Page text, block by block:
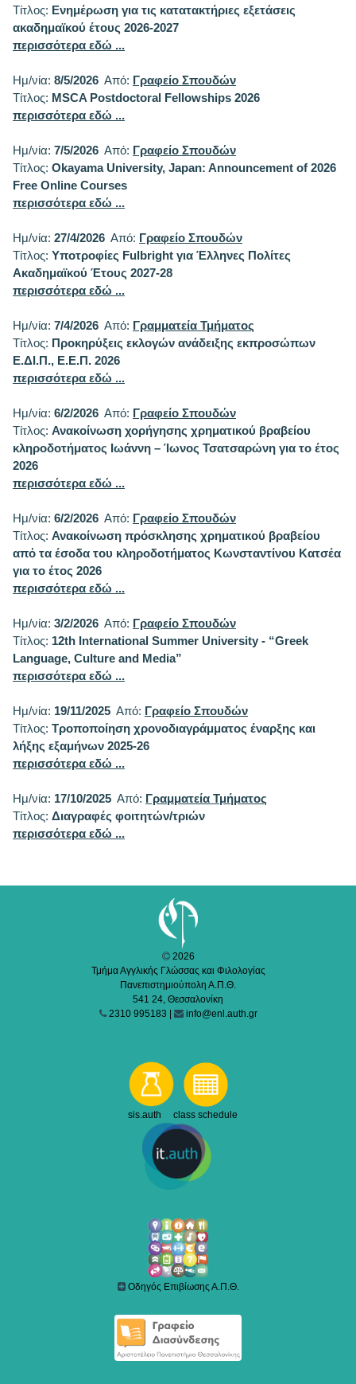
Τίτλος: Ενημέρωση για τις κατατακτήριες εξετάσεις
ακαδημαϊκού έτους 2026-2027
περισσότερα εδώ ...
Ημ/νία: 8/5/2026 Από: Γραφείο Σπουδών
Τίτλος: MSCA Postdoctoral Fellowships 2026
περισσότερα εδώ ...
Ημ/νία: 7/5/2026 Από: Γραφείο Σπουδών
Τίτλος: Okayama University, Japan: Announcement of 2026
Free Online Courses
περισσότερα εδώ ...
Ημ/νία: 27/4/2026 Από: Γραφείο Σπουδών
Τίτλος: Υποτροφίες Fulbright για Έλληνες Πολίτες
Ακαδημαϊκού Έτους 2027-28
περισσότερα εδώ ...
Ημ/νία: 7/4/2026 Από: Γραμματεία Τμήματος
Τίτλος: Προκηρύξεις εκλογών ανάδειξης εκπροσώπων
Ε.ΔΙ.Π., Ε.Ε.Π. 2026
περισσότερα εδώ ...
Ημ/νία: 6/2/2026 Από: Γραφείο Σπουδών
Τίτλος: Ανακοίνωση χορήγησης χρηματικού βραβείου
κληροδοτήματος Ιωάννη – Ίωνος Τσατσαρώνη για το έτος
2026
περισσότερα εδώ ...
Ημ/νία: 6/2/2026 Από: Γραφείο Σπουδών
Τίτλος: Ανακοίνωση πρόσκλησης χρηματικού βραβείου
από τα έσοδα του κληροδοτήματος Κωνσταντίνου Κατσέα
για το έτος 2026
περισσότερα εδώ ...
Ημ/νία: 3/2/2026 Από: Γραφείο Σπουδών
Τίτλος: 12th International Summer University - “Greek
Language, Culture and Media”
περισσότερα εδώ ...
Ημ/νία: 19/11/2025 Από: Γραφείο Σπουδών
Τίτλος: Τροποποίηση χρονοδιαγράμματος έναρξης και
λήξης εξαμήνων 2025-26
περισσότερα εδώ ...
Ημ/νία: 17/10/2025 Από: Γραμματεία Τμήματος
Τίτλος: Διαγραφές φοιτητών/τριών
περισσότερα εδώ ...
2026
Τμήμα Αγγλικής Γλώσσας και Φιλολογίας
Πανεπιστημιούπολη Α.Π.Θ.
541 24, Θεσσαλονίκη
2310 995183 |
info@enl.auth.gr
sis.auth class schedule
Οδηγός Επιβίωσης Α.Π.Θ.